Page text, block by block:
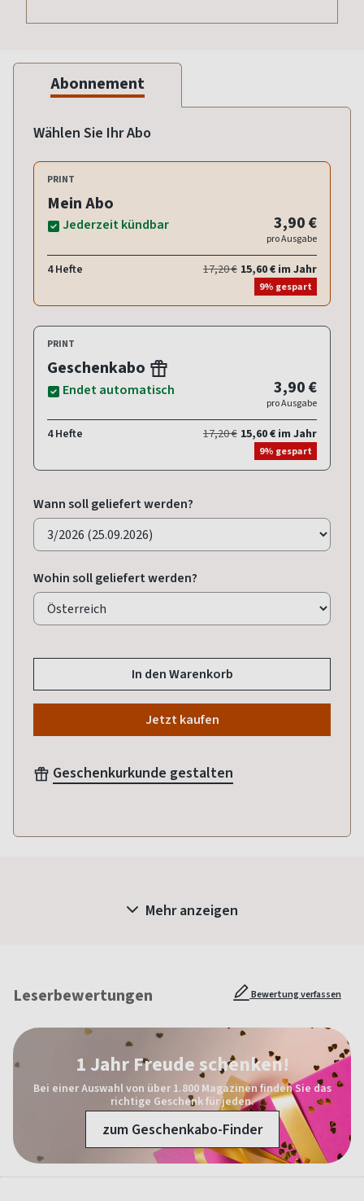
Abonnement
Wählen Sie Ihr Abo
PRINT
Mein Abo
Jederzeit kündbar 3,90 €
pro Ausgabe
4 Hefte 17,20 € 15,60 € im Jahr
9% gespart
PRINT
Geschenkabo
Endet automatisch 3,90 €
pro Ausgabe
4 Hefte 17,20 € 15,60 € im Jahr
9% gespart
Wann soll geliefert werden?
Wohin soll geliefert werden?
In den Warenkorb
Jetzt kaufen
Geschenkurkunde gestalten
Mehr anzeigen
Leserbewertungen Bewertung verfassen
1 Jahr Freude schenken!
Bei einer Auswahl von über 1.800 Magazinen finden Sie das
richtige Geschenk für jeden.
zum Geschenkabo-Finder